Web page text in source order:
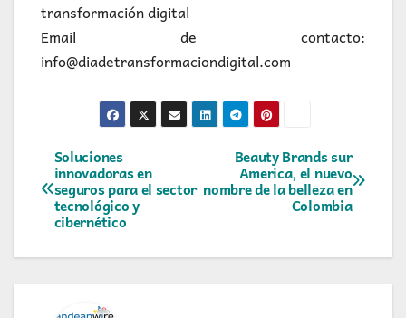
transformación digital
Email de contacto:
info@diadetransformaciondigital.com
Navegación
de
entradas
Beauty Brands sur
America, el nuevo
nombre de la belleza en
Colombia
Soluciones
innovadoras en
seguros para el sector
tecnológico y
cibernético